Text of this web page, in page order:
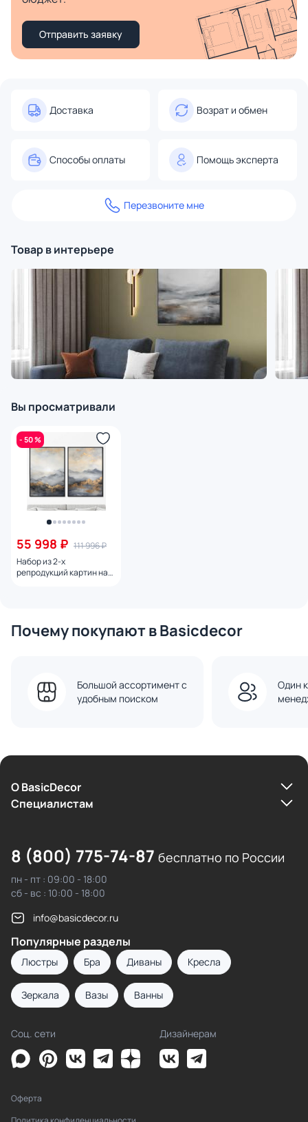
Отправить заявку
Доставка Возрат и обмен
Способы оплаты Помощь эксперта
Перезвоните мне
Товар в интерьере
Вы просматривали
- 50 %
55 998 ₽ 111 996 ₽
Набор из 2-х
репродукций картин на
Почему покупают в Basicdecor
Большой ассортимент с
удобным поиском
Один
О BasicDecor
Cпециалистам
8 (800) 775-74-87 бесплатно по России
пн - пт : 09:00 - 18:00
сб - вс : 10:00 - 18:00
info@basicdecor.ru
Популярные разделы
Люстры Бра Диваны Кресла
Зеркала Вазы Ванны
Соц. сети Дизайнерам
Оферта